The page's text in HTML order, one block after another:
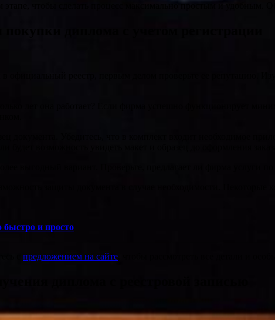
чтобы сделать процесс максимально простым и удобным.
диплома с учетом регистрации
реестр, первым делом проверьте ее репутацию.
лет она работает? Если фирма успешно функционирует
документа. Убедитесь, что в комплект входит необходимое
возможность увидеть макет и образец до оформления заказа.
выгодный вариант. Проверьте, предлагает ли фирма услуги по
защиты документа в случае необходимости.
быстро и просто
с предложением на сайте
диплома с реестровой записью